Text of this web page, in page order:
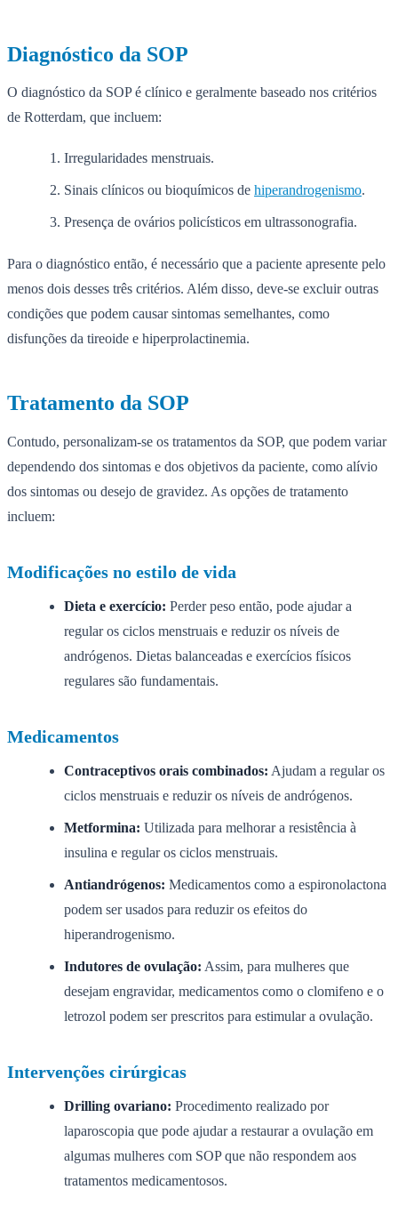
Diagnóstico da SOP
O diagnóstico da SOP é clínico e geralmente baseado nos critérios
de Rotterdam, que incluem:
Irregularidades menstruais.
Sinais clínicos ou bioquímicos de hiperandrogenismo.
Presença de ovários policísticos em ultrassonografia.
Para o diagnóstico então, é necessário que a paciente apresente pelo
menos dois desses três critérios. Além disso, deve-se excluir outras
condições que podem causar sintomas semelhantes, como
disfunções da tireoide e hiperprolactinemia.
Tratamento da SOP
Contudo, personalizam-se os tratamentos da SOP, que podem variar
dependendo dos sintomas e dos objetivos da paciente, como alívio
dos sintomas ou desejo de gravidez. As opções de tratamento
incluem:
Modificações no estilo de vida
Dieta e exercício: Perder peso então, pode ajudar a
regular os ciclos menstruais e reduzir os níveis de
andrógenos. Dietas balanceadas e exercícios físicos
regulares são fundamentais.
Medicamentos
Contraceptivos orais combinados: Ajudam a regular os
ciclos menstruais e reduzir os níveis de andrógenos.
Metformina: Utilizada para melhorar a resistência à
insulina e regular os ciclos menstruais.
Antiandrógenos: Medicamentos como a espironolactona
podem ser usados para reduzir os efeitos do
hiperandrogenismo.
Indutores de ovulação: Assim, para mulheres que
desejam engravidar, medicamentos como o clomifeno e o
letrozol podem ser prescritos para estimular a ovulação.
Intervenções cirúrgicas
Drilling ovariano: Procedimento realizado por
laparoscopia que pode ajudar a restaurar a ovulação em
algumas mulheres com SOP que não respondem aos
tratamentos medicamentosos.